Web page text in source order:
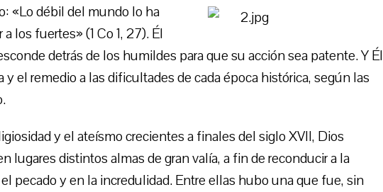
«Lo débil del mundo lo ha
los fuertes» (1 Co 1, 27). Él
detrás de los humildes para que su acción sea patente. Y Él
el remedio a las dificultades de cada época histórica, según las
y el ateísmo crecientes a finales del siglo XVII, Dios
lugares distintos almas de gran valía, a fin de reconducir a la
pecado y en la incredulidad. Entre ellas hubo una que fue, sin